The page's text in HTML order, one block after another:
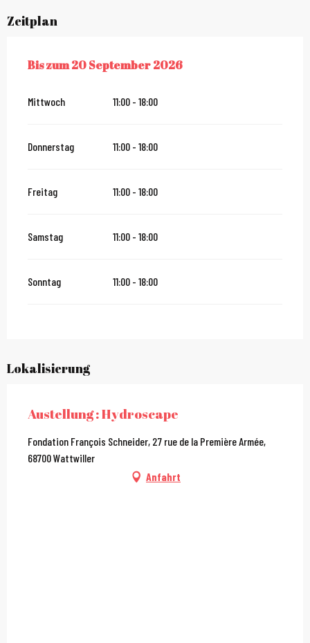
Zeitplan
VOM8 MAI 2026BIS ZUM20 SEPTEMBER 2026
Bis zum20 September 2026
Mittwoch 11:00 - 18:00
Donnerstag 11:00 - 18:00
Freitag 11:00 - 18:00
Samstag 11:00 - 18:00
Sonntag 11:00 - 18:00
Lokalisierung
Austellung : Hydroscape
Fondation François Schneider, 27 rue de la Première Armée,
68700 Wattwiller
Anfahrt